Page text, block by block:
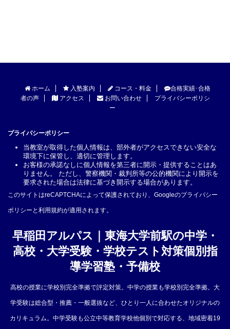
ホーム 入塾案内 コース・料金
合格実績･合格
者の声
アクセス お問い合わせ
プライバシーポリシ
ー
プライバシーポリシー
当教室が取得した個人情報は、部外者がアクセスできない安全な
環境下に保管し、適切に管理します。
お客様の承諾なしに個人情報を第三者に開示・提供することはあ
りません。 ただし、警察機関・裁判所等の公的機関により開示を
要求された場合は法律に基づき開示する場合があります。
このサイトはreCAPTCHAによって保護されており、Googleのプライバシー
ポリシー と利用規約が適用されます。
早稲田アルパス｜東海大学前駅の中学・
高校・大学受験・学校テスト対策個別指
導学習塾・予備校
高校の授業に学校別完全準拠で評定対策。中学の授業も学校別完全準拠。大
学受験は総合型・推薦・一般選抜など、ひとり一人に合わせたオリジナルの
カリキュラム。中学受験も公立中等教育学校他個別で対応する、地域密着19